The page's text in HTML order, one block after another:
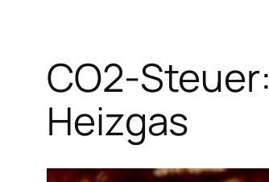
CO2-
Heizgas